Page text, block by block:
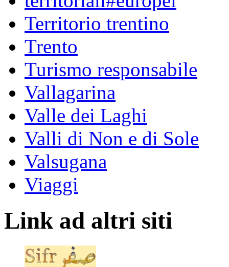
Territorio trentino
Trento
Turismo responsabile
Vallagarina
Valle dei Laghi
Valli di Non e di Sole
Valsugana
Viaggi
Link ad altri siti